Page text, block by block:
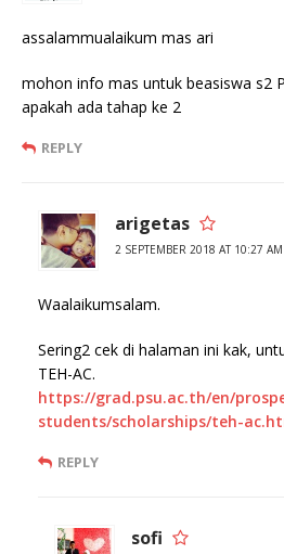
assalammualaikum mas ari
mohon info mas untuk beasiswa s2
apakah ada tahap ke 2
REPLY
arigetas
2 SEPTEMBER 2018 AT 10:27 AM
Waalaikumsalam.
Sering2 cek di halaman ini kak,
TEH-AC.
https://grad.psu.ac.th/en/
students/scholarships/teh-
REPLY
sofi